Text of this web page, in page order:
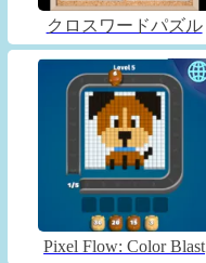
クロスワードパズル
Pixel Flow: Color Blast